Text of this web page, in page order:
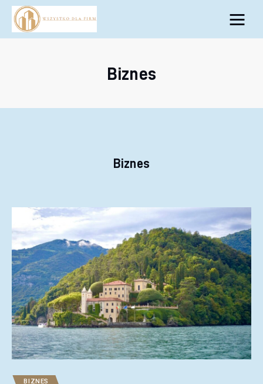
Biznes
Biznes
Biznes
BIZNES